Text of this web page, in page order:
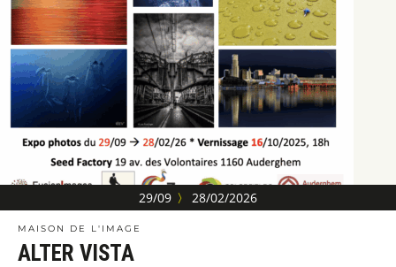
29/09 〉 28/02/2026
MAISON DE L'IMAGE
ALTER VISTA